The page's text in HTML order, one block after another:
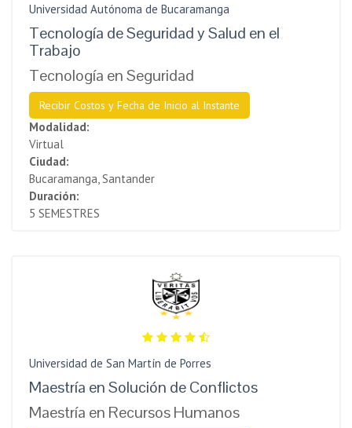
Universidad Autónoma de Bucaramanga
Tecnología de Seguridad y Salud en el
Trabajo
Tecnología en Seguridad
Recibir Costos y Fecha de Inicio al Instante
Modalidad:
Virtual
Ciudad:
Bucaramanga, Santander
Duración:
5 SEMESTRES
Universidad de San Martín de Porres
Maestría en Solución de Conflictos
Maestría en Recursos Humanos